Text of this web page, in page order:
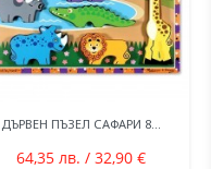
ДЪРВЕН ПЪЗЕЛ САФАРИ 8...
64,35 лв. / 32,90 €